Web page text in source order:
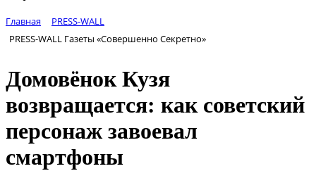
Главная
PRESS-WALL
PRESS-WALL Газеты «Совершенно Секретно»
Домовёнок Кузя
возвращается: как советский
персонаж завоевал
смартфоны